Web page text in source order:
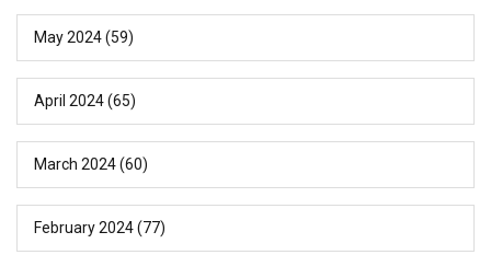
May 2024(59)
April 2024(65)
March 2024(60)
February 2024(77)